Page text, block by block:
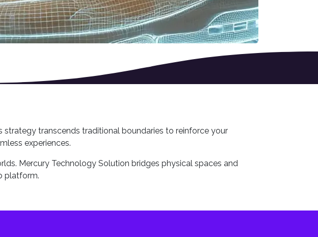
transcends traditional boundaries to reinforce your
experiences.
Mercury Technology Solution bridges physical spaces and
platform.